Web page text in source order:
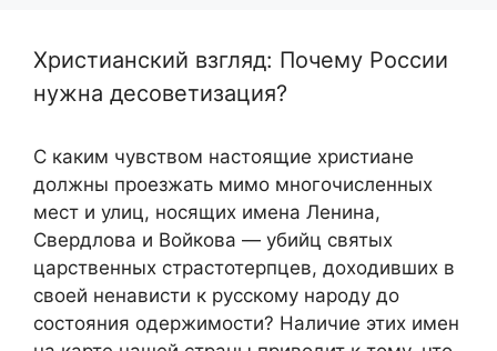
Христианский взгляд: Почему России
нужна десоветизация?
С каким чувством настоящие христиане
должны проезжать мимо многочисленных
мест и улиц, носящих имена Ленина,
Свердлова и Войкова — убийц святых
царственных страстотерпцев, доходивших в
своей ненависти к русскому народу до
состояния одержимости? Наличие этих имен